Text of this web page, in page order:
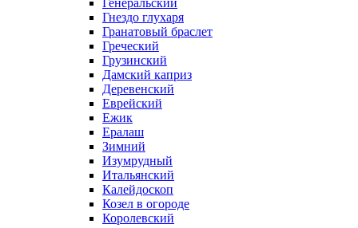
Генеральский
Гнездо глухаря
Гранатовый браслет
Греческий
Грузинский
Дамский каприз
Деревенский
Еврейский
Ежик
Ералаш
Зимний
Изумрудный
Итальянский
Калейдоскоп
Козел в огороде
Королевский